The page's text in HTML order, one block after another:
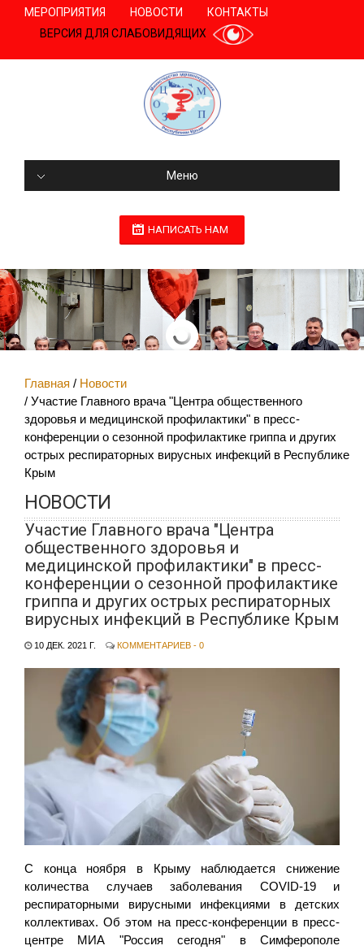
МЕРОПРИЯТИЯ НОВОСТИ
КОНТАКТЫ
ВЕРСИЯ ДЛЯ СЛАБОВИДЯЩИХ
Меню
НАПИСАТЬ НАМ
Главная
Новости
Участие Главного врача "Центра общественного
здоровья и медицинской профилактики" в пресс-
конференции о сезонной профилактике гриппа и других
острых респираторных вирусных инфекций в Республике
Крым
НОВОСТИ
Участие Главного врача "Центра
общественного здоровья и
медицинской профилактики" в пресс-
конференции о сезонной профилактике
гриппа и других острых респираторных
вирусных инфекций в Республике Крым
10 ДЕК. 2021 Г. КОММЕНТАРИЕВ - 0
С конца ноября в Крыму наблюдается снижение
количества случаев заболевания COVID-19 и
респираторными вирусными инфекциями в детских
коллективах. Об этом на пресс-конференции в пресс-
центре МИА "Россия сегодня" в Симферополе